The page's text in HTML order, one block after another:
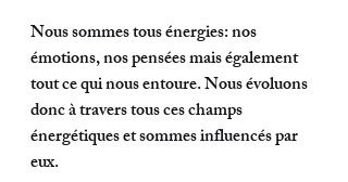
Nous sommes tous énergies: nos
émotions, nos pensées mais également
tout ce qui nous entoure. Nous évoluons
donc à travers tous ces champs
énergétiques et sommes influencés par
eux.